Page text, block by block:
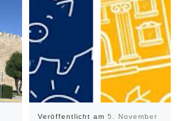
Veröffentlicht am 5. November